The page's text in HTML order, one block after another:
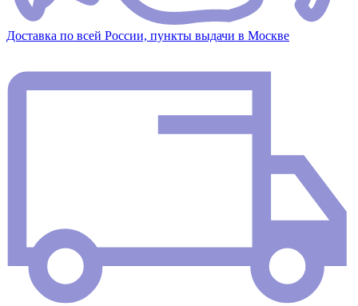
Доставка по всей России, пункты выдачи в Москве